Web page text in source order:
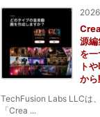
源編
を
ト
から
TechFusion Labs LLCは
「Crea ...